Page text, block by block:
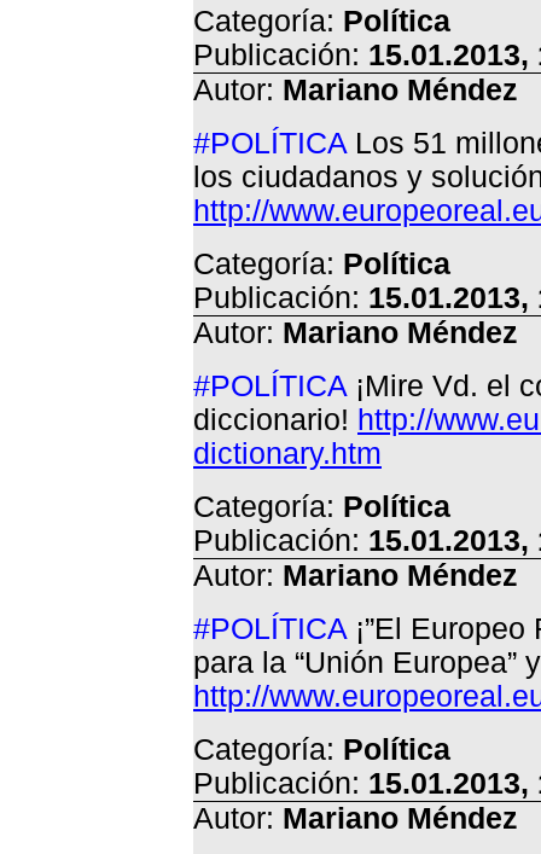
Categoría: Política
Publicación: 15.01.2013,
Autor: Mariano Méndez
#POLÍTICA Los 51
los ciudadanos y
http://
Categoría: Política
Publicación: 15.01.2013,
Autor: Mariano Méndez
#POLÍTICA ¡Mire Vd. el
diccionario! http://
dictionary.htm
Categoría: Política
Publicación: 15.01.2013,
Autor: Mariano Méndez
#POLÍTICA ¡”El
para la “Unión Europea”
http://
Categoría: Política
Publicación: 15.01.2013,
Autor: Mariano Méndez